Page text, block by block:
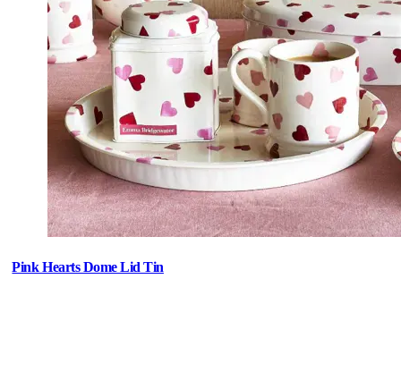
Pink Hearts Dome Lid Tin